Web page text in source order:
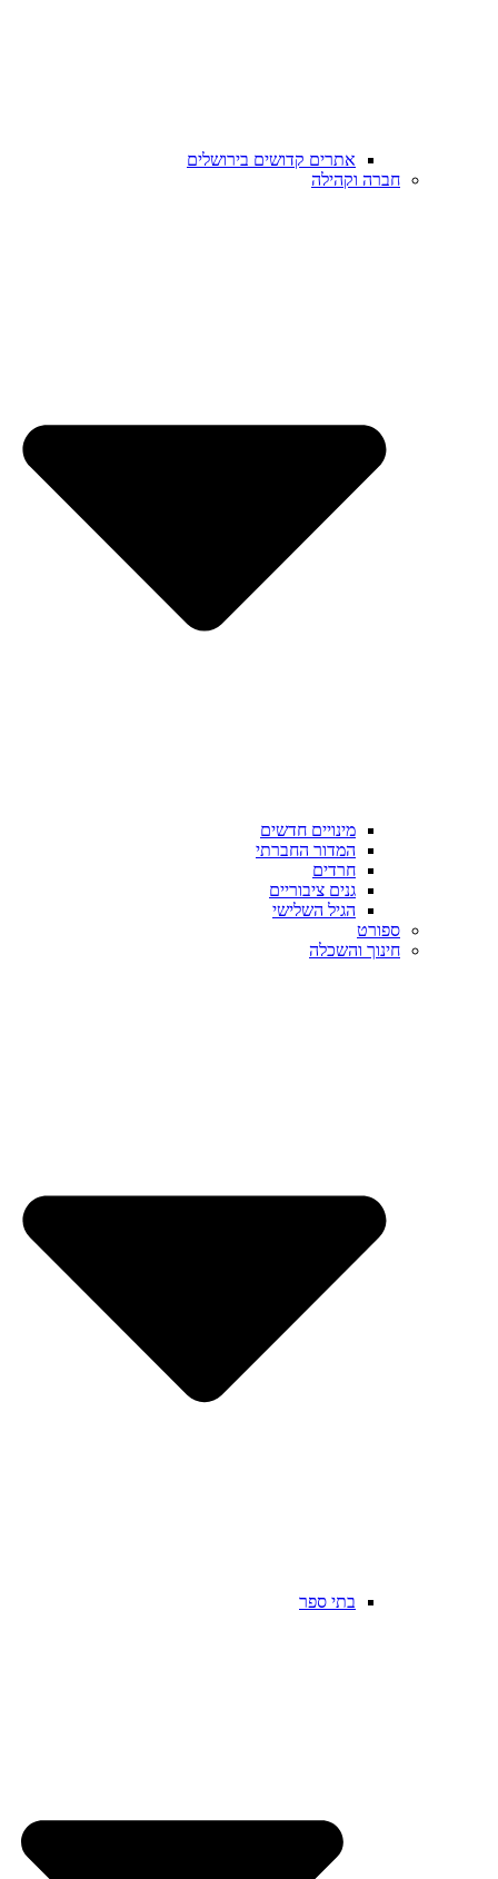
אתרים קדושים בירושלים
חברה וקהילה
מינויים חדשים
המדור החברתי
חרדים
גנים ציבוריים
הגיל השלישי
ספורט
חינוך והשכלה
בתי ספר